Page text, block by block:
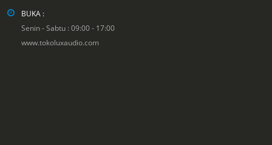
BUKA :
Senin - Sabtu : 09:00 - 17:00
www.tokoluxaudio.com